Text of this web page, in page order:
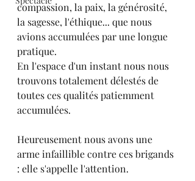
compassion, la paix, la générosité,
la sagesse, l'éthique... que nous
avions accumulées par une longue
pratique.
En l'espace d'un instant nous nous
trouvons totalement délestés de
toutes ces qualités patiemment
accumulées.
Heureusement nous avons une
arme infaillible contre ces brigands
: elle s'appelle l'attention.